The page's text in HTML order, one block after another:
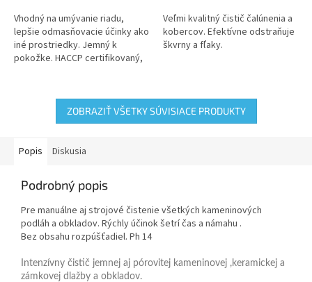
5
hviezdičiek.
Vhodný na umývanie riadu,
lepšie odmasňovacie účinky ako
iné prostriedky. Jemný k
pokožke. HACCP certifikovaný,
5
hviezdičiek.
Veľmi kvalitný čistič čalúnenia a
kobercov. Efektívne odstraňuje
škvrny a fľaky.
ZOBRAZIŤ VŠETKY SÚVISIACE PRODUKTY
Popis Diskusia
Podrobný popis
Pre manuálne aj strojové čistenie všetkých kameninových
podláh a obkladov. Rýchly účinok šetrí čas a námahu .
Bez obsahu rozpúšťadiel. Ph 14
Intenzívny čistič jemnej aj pórovitej kameninovej ,keramickej a
zámkovej dlažby a obkladov.